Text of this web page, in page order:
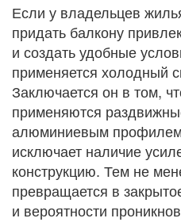
Если у владельцев
придать балкону
и создать удобные
применяется холодный
Заключается он в том,
применяются
алюминиевым
исключает наличие
конструкцию. Тем не
превращается в
и вероятности